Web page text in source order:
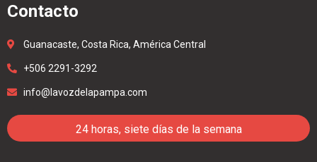
Contacto
Guanacaste, Costa Rica, América Central
+506 2291-3292
info@lavozdelapampa.com
24 horas, siete días de la semana